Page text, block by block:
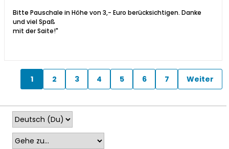
Bitte Pauschale in Höhe von 3,- Euro berücksichtigen. Danke
und viel Spaß
mit der Saite!"
1 2 3 4 5 6 7 Weiter